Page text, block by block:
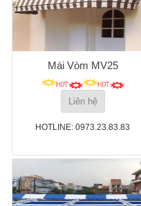
Mái Vòm MV25
Liên hệ
HOTLINE: 0973.23.83.83